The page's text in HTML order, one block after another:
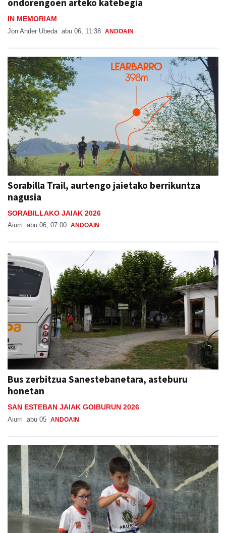
ondorengoen arteko katebegia
IN MEMORIAM
Jon Ander Ubeda abu 06, 11:38 ANDOAIN
Sorabilla Trail, aurtengo jaietako berrikuntza
nagusia
SORABILLAKO JAIAK 2026
Aiurri abu 06, 07:00 ANDOAIN
Bus zerbitzua Sanestebanetara, asteburu
honetan
SAN ESTEBAN JAIAK GOIBURUN 2026
Aiurri abu 05 ANDOAIN